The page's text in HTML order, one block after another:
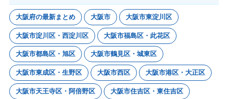
大阪府の最新まとめ 大阪市 大阪市東淀川区
大阪市淀川区・西淀川区 大阪市福島区・此花区
大阪市都島区・旭区 大阪市鶴見区・城東区
大阪市東成区・生野区 大阪市西区 大阪市港区・大正区
大阪市天王寺区・阿倍野区 大阪市住吉区・東住吉区